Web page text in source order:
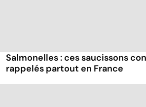
Salmonelles : ces saucissons
rappelés partout en France